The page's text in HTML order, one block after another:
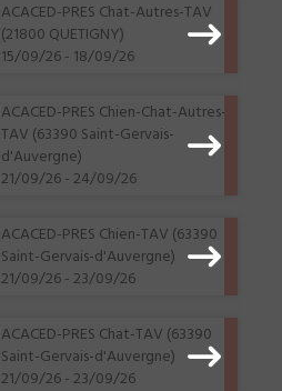
ACACED-PRES Chat-Autres-TAV
(21800 QUETIGNY)
15/09/26 - 18/09/26
ACACED-PRES Chien-Chat-Autres-
TAV (63390 Saint-Gervais-
d'Auvergne)
21/09/26 - 24/09/26
ACACED-PRES Chien-TAV (63390
Saint-Gervais-d'Auvergne)
21/09/26 - 23/09/26
ACACED-PRES Chat-TAV (63390
Saint-Gervais-d'Auvergne)
21/09/26 - 23/09/26